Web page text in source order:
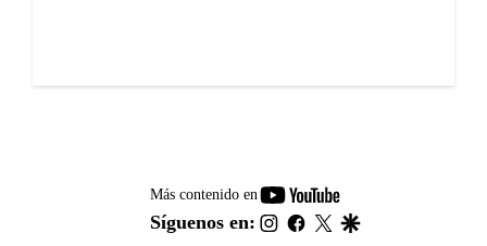
Más contenido en
youtube-
footer
Síguenos en: instagram
facebook
twitter